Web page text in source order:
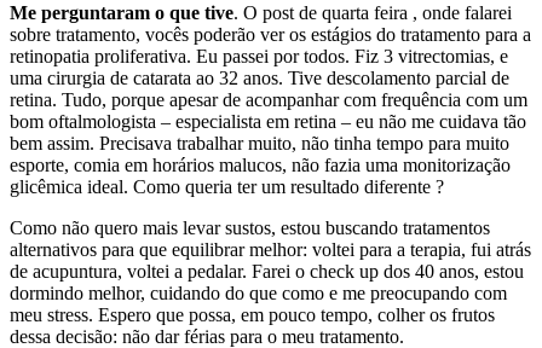
Me perguntaram o que tive. O post de quarta feira , onde falarei
sobre tratamento, vocês poderão ver os estágios do tratamento para a
retinopatia proliferativa. Eu passei por todos. Fiz 3 vitrectomias, e
uma cirurgia de catarata ao 32 anos. Tive descolamento parcial de
retina. Tudo, porque apesar de acompanhar com frequência com um
bom oftalmologista – especialista em retina – eu não me cuidava tão
bem assim. Precisava trabalhar muito, não tinha tempo para muito
esporte, comia em horários malucos, não fazia uma monitorização
glicêmica ideal. Como queria ter um resultado diferente ?
Como não quero mais levar sustos, estou buscando tratamentos
alternativos para que equilibrar melhor: voltei para a terapia, fui atrás
de acupuntura, voltei a pedalar. Farei o check up dos 40 anos, estou
dormindo melhor, cuidando do que como e me preocupando com
meu stress. Espero que possa, em pouco tempo, colher os frutos
dessa decisão: não dar férias para o meu tratamento.